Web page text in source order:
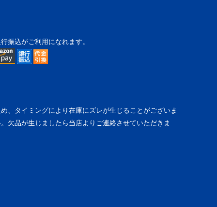
振込がご利用になれます。
、タイミングにより在庫にズレが生じることがございま
欠品が生じましたら当店よりご連絡させていただきま